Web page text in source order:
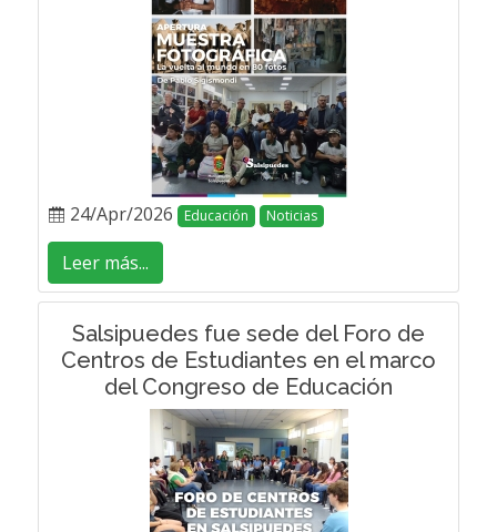
24/Apr/2026 Educación Noticias
Leer más...
Salsipuedes fue sede del Foro de
Centros de Estudiantes en el marco
del Congreso de Educación